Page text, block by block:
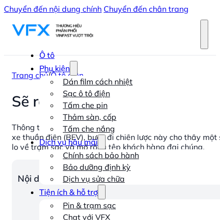
Chuyển đến nội dung chính Chuyển đến chân trang
Ô tô
Phụ kiện
Dán film cách nhiệt
Sạc ô tô điện
Tấm che pin
Thảm sàn, cốp
Tấm che nắng
Dịch vụ hậu mãi
Chính sách bảo hành
Bảo dưỡng định kỳ
Dịch vụ sửa chữa
Tiện ích & hỗ trợ
Pin & trạm sạc
Chat với VFX
Trang chủ/Ô tô điện
Sẽ ra sao khi VinFast tham
Thông tin VinFast đang phát triển
xe thuần điện (BEV), bước đi chiến lược này cho thấy
lo về trạm sạc và mở rộng tệp khách hàng đại chúng.
Nội dung chính